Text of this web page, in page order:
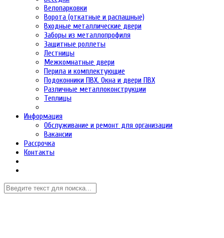
Велопарковки
Ворота (откатные и распашные)
Входные металлические двери
Заборы из металлопрофиля
Защитные роллеты
Лестницы
Межкомнатные двери
Перила и комплектующие
Подоконники ПВХ. Окна и двери ПВХ
Различные металлоконструкции
Теплицы
Информация
Обслуживание и ремонт для организации
Вакансии
Рассрочка
Контакты